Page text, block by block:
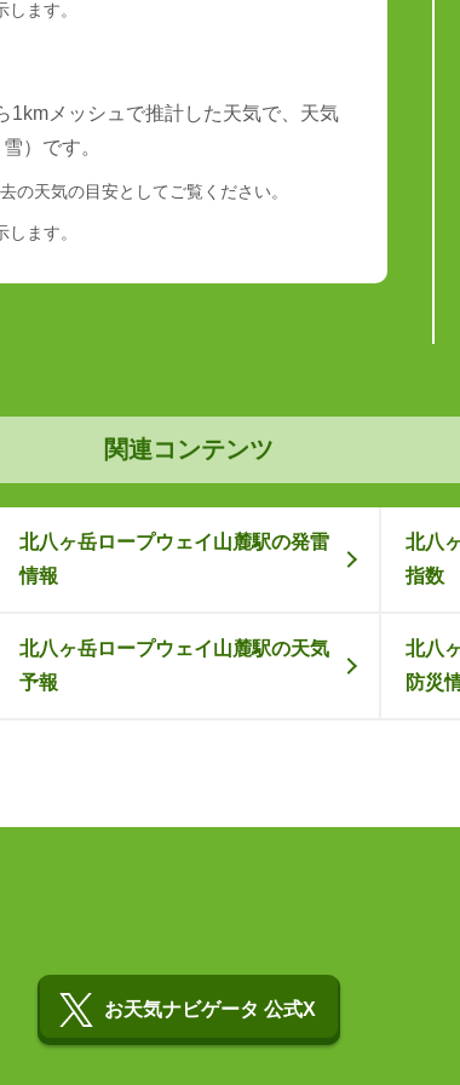
ます。
1kmメッシュで推計した天気で、天気
）です。
天気の目安としてご覧ください。
ます。
関連コンテンツ
北八ヶ岳ロープウェイ山麓駅の発雷
情報
北八
指数
北八ヶ岳ロープウェイ山麓駅の天気
予報
北八
防災
お天気ナビゲータ 公式X